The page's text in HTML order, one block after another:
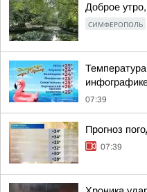
Доброе
СИМФЕРОПОЛЬ
07:39
Прогноз
07:39